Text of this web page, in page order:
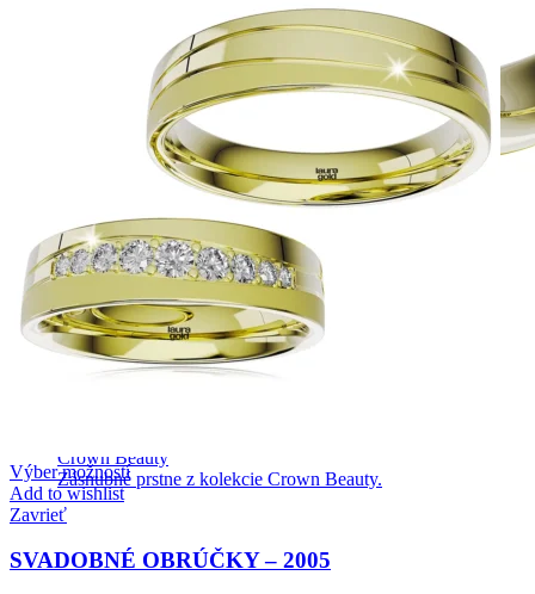
Crown Beauty
Zásnubné prstne z kolekcie Crown Beauty.
Výber možností
Add to wishlist
Zavrieť
SVADOBNÉ OBRÚČKY – 2005